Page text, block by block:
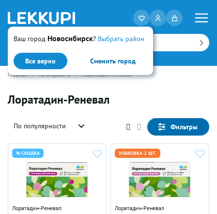
Ваш город Новосибирск? Выбрать район
Все верно Сменить город
Искать
Главная • по алфавиту • Лоратадин-Реневал
Лоратадин-Реневал
По популярности Фильтры
% СКИДКА
Лоратадин-Реневал
УПАКОВКА 2 ШТ.
Лоратадин-Реневал